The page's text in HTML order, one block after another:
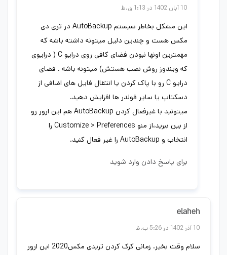
10 آبان 1402 در 1:13 ق.ظ
این مشکل بخاطر سیستم AutoBackup در تری دی
مکس هست و چندین دلیل میتونه داشته باشه که
مهمترین اونها نبودن فضای کافی روی درایو C ( درایوی
که ویندوز روش نصب هستش) میتونه باشه . فضای
درایو C رو با پاک کردن یا انتقال فایل های اضافی از
دسکتاپ یا سایر فولدر ها افزایش دهید.
میتونید با غیرفعال کردن AutoBackup هم این ارور رو
از بین ببرید،از منو Customize > Preferences را
انتخاب و AutoBackup را غیر فعال کنید.
برای پاسخ دادن وارد شوید
elaheh
10 آذر 1402 در 5:26 ب.ظ
سلام وقت بخیر. زمانی کرک کردن تریدی مکس2020 این ارور